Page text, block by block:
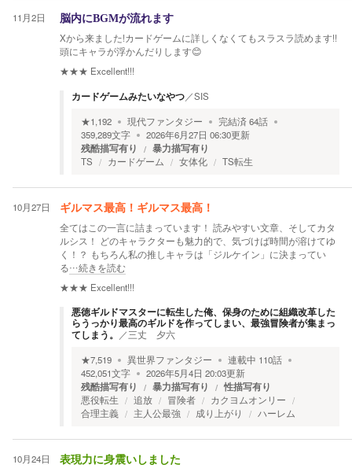
11月2日 脳内にBGMが流れます
Xから来ました!カードゲームに詳しくなくてもスラスラ読めます!!
頭にキャラが浮かんだりします😊
★★★ Excellent!!!
カードゲームみたいなやつ／SIS
★1,192 現代ファンタジー 完結済64話
359,289文字 2026年6月27日 06:30更新
残酷描写有り 暴力描写有り
TS カードゲーム 女体化 TS転生
10月27日 ギルマス最高！ギルマス最高！
全てはこの一言に詰まっています！ 読みやすい文章、そしてカタ
ルシス！ どのキャラクターも魅力的で、気づけば時間が溶けてゆ
く！？ もちろん私の推しキャラは「ジルケイン」に決まってい
る…続きを読む
★★★ Excellent!!!
悪徳ギルドマスターに転生した俺、保身のために組織改革した
らうっかり最高のギルドを作ってしまい、最強冒険者が集まっ
てしまう。
／三丈 夕六
★7,519 異世界ファンタジー 連載中 110話
452,051文字 2026年5月4日 20:03更新
残酷描写有り 暴力描写有り 性描写有り
悪役転生 追放 冒険者
カクヨムオンリー
合理主義
主人公最強 成り上がり ハーレム
10月24日 表現力に身震いしました